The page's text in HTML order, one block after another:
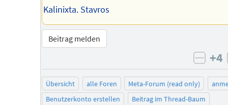
Kalinixta. Stavros
Beitrag melden
+4
Übersicht alle Foren Meta-Forum (read only)
Benutzerkonto erstellen
Beitrag im Thread-Baum